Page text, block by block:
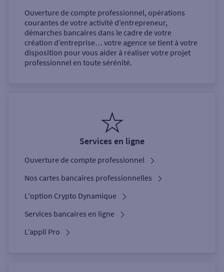
Ouverture de compte professionnel, opérations
courantes de votre activité d’entrepreneur,
démarches bancaires dans le cadre de votre
création d’entreprise… votre agence se tient à votre
disposition pour vous aider à réaliser votre projet
professionnel en toute sérénité.
Services en ligne
Ouverture de compte professionnel
Nos cartes bancaires professionnelles
L'option Crypto Dynamique
Services bancaires en ligne
L’appli Pro